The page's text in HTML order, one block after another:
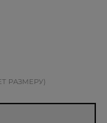
РАЗМЕРУ)